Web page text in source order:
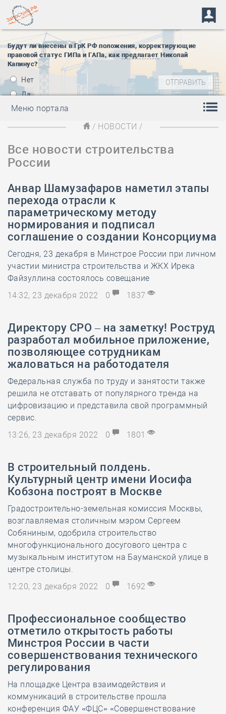
Будут ли внесены в ГрК РФ положения, корректирующие
правовой статус ГИПа и ГАПа, как предлагает Николай
Капинус?
Нет
Да
Меню портала
/ НОВОСТИ /
Все новости строительства
России
Анвар Шамузафаров наметил этапы
перехода отрасли к
параметрическому методу
нормирования и подписал
соглашение о создании Консорциума
Сегодня, 23 декабря в Минстрое России при личном
участии министра строительства и ЖКХ Ирека
Файзуллина состоялось совещание
14:32, 23 декабря 2022
0 1837
Директору СРО – на заметку! Роструд
разработал мобильное приложение,
позволяющее сотрудникам
жаловаться на работодателя
Федеральная служба по труду и занятости также
решила не отставать от популярного тренда на
цифровизацию и представила свой программный
сервис.
13:26, 23 декабря 2022
0 1801
В строительный полдень.
Культурный центр имени Иосифа
Кобзона построят в Москве
Градостроительно-земельная комиссия Москвы,
возглавляемая столичным мэром Сергеем
Собяниным, одобрила строительство
многофункционального досугового центра с
музыкальным институтом на Бауманской улице в
центре столицы.
12:20, 23 декабря 2022
0 1692
Профессиональное сообщество
отметило открытость работы
Минстроя России в части
совершенствования технического
регулирования
На площадке Центра взаимодействия и
коммуникаций в строительстве прошла
конференция ФАУ «ФЦС» «Совершенствование